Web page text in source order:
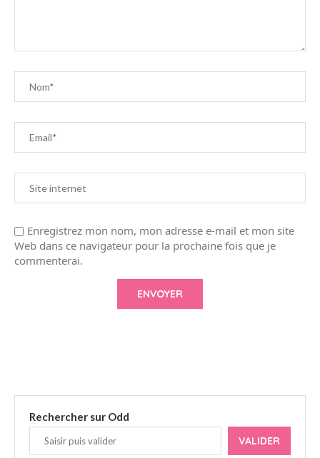
Enregistrez mon nom, mon adresse e-mail et mon site
Web dans ce navigateur pour la prochaine fois que je
commenterai.
Rechercher sur Odd
VALIDER